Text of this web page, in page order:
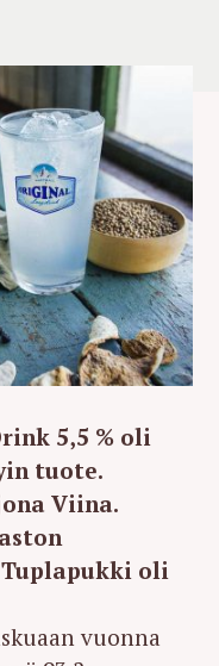
5,5 % oli
tuote.
Viina.
oli
vuonna